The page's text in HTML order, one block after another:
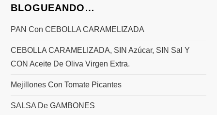
BLOGUEANDO…
PAN Con CEBOLLA CARAMELIZADA
CEBOLLA CARAMELIZADA, SIN Azúcar, SIN Sal Y
CON Aceite De Oliva Virgen Extra.
Mejillones Con Tomate Picantes
SALSA De GAMBONES